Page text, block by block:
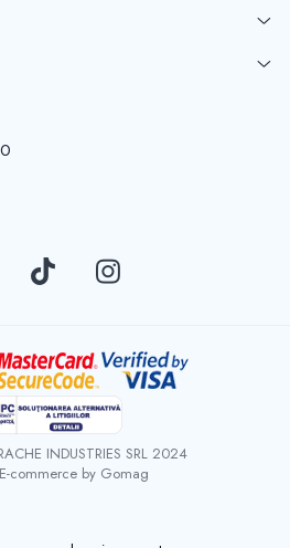
INDUSTRIES SRL 2024
commerce by Gomag